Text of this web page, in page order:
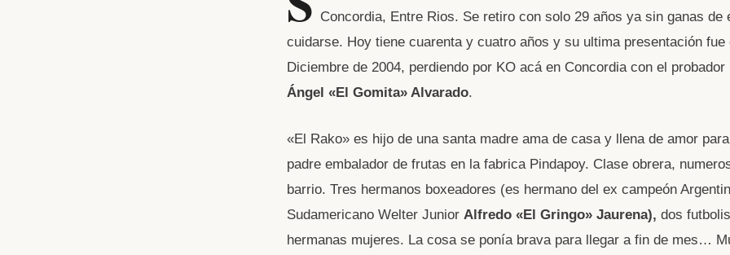
e
b
o
o
k
s
A
p
p
Concordia, Entre Rios. Se retiro con solo 29 años ya sin ganas de
cuidarse. Hoy tiene cuarenta y cuatro años y su ultima presentación fue
Diciembre de 2004, perdiendo por KO acá en Concordia con el probador
Ángel «El Gomita» Alvarado.
«El Rako» es hijo de una santa madre ama de casa y llena de amor
padre embalador de frutas en la fabrica Pindapoy. Clase obrera,
barrio. Tres hermanos boxeadores (es hermano del ex campeón
Sudamericano Welter Junior Alfredo «El Gringo» Jaurena), dos
hermanas mujeres. La cosa se ponía brava para llegar a fin de mes…